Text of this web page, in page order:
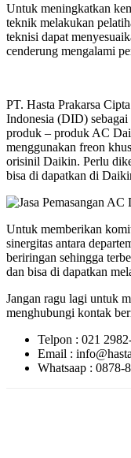
Untuk meningkatkan
teknik melakukan
teknisi dapat
cenderung mengalami
PT. Hasta Prakarsa
Indonesia (DID)
produk – produk AC
menggunakan freon
orisinil Daikin. Perlu
bisa di dapatkan di
Untuk memberikan
sinergitas antara
beriringan sehingga
dan bisa di dapatkan
Jangan ragu lagi untuk
menghubungi kontak
Telpon : 021
Email :
Whatsaap : 0878-